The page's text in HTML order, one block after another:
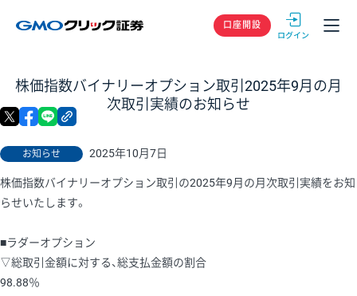
GMOクリック
口座開設
株価指数バイナリーオプション取引2025年9月の月
次取引実績のお知らせ
お知らせ 2025年10月7日
X facebook
株価指数バイナリーオプション取引の2025年9月の月次取引実績をお知
らせいたします。
■ラダーオプション
▽総取引金額に対する、総支払金額の割合
98.88％